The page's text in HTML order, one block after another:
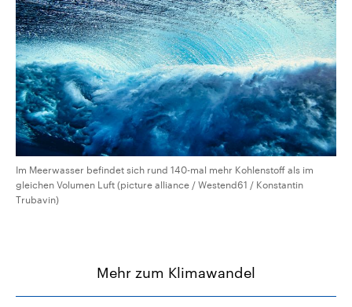
Im Meerwasser befindet sich rund 140-mal mehr Kohlenstoff als im
gleichen Volumen Luft (picture alliance / Westend61 / Konstantin
Trubavin)
Mehr zum Klimawandel